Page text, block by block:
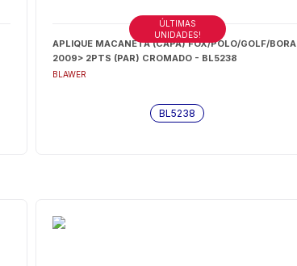
APLIQUE MACANETA (CAPA) FOX/POLO/GOLF/BORA
2009> 2PTS (PAR) CROMADO - BL5238
BLAWER
ÚLTIMAS
UNIDADES!
BL5238